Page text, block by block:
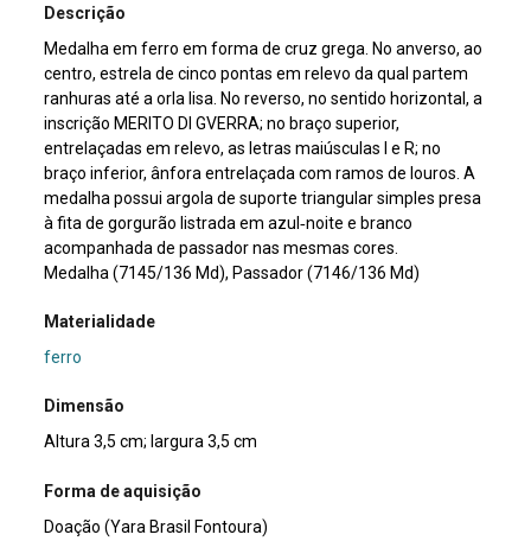
Descrição
Medalha em ferro em forma de cruz grega. No anverso, ao
centro, estrela de cinco pontas em relevo da qual partem
ranhuras até a orla lisa. No reverso, no sentido horizontal, a
inscrição MERITO DI GVERRA; no braço superior,
entrelaçadas em relevo, as letras maiúsculas I e R; no
braço inferior, ânfora entrelaçada com ramos de louros. A
medalha possui argola de suporte triangular simples presa
à fita de gorgurão listrada em azul‑noite e branco
acompanhada de passador nas mesmas cores.
Medalha (7145/136 Md), Passador (7146/136 Md)
Materialidade
ferro
Dimensão
Altura 3,5 cm; largura 3,5 cm
Forma de aquisição
Doação (Yara Brasil Fontoura)